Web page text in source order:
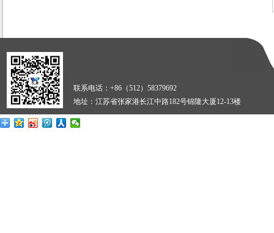
联系电话：+86（512）58379692
地址：江苏省张家港长江中路182号锦隆大厦12-13楼